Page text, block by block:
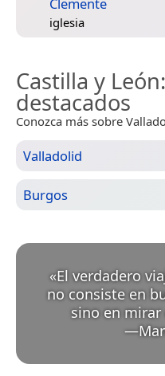
iglesia
Castilla y León
destacados
Conozca más sobre
Valladolid
Burgos
«El verdadero
no consiste en
sino en mirar
—